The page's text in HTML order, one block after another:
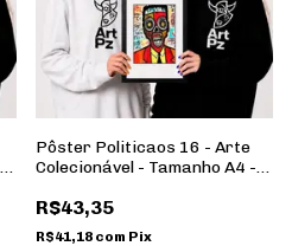
Pôster Politicaos 16 - Arte
Colecionável - Tamanho A4 -
Retrato
R$43,35
R$41,18 com Pix